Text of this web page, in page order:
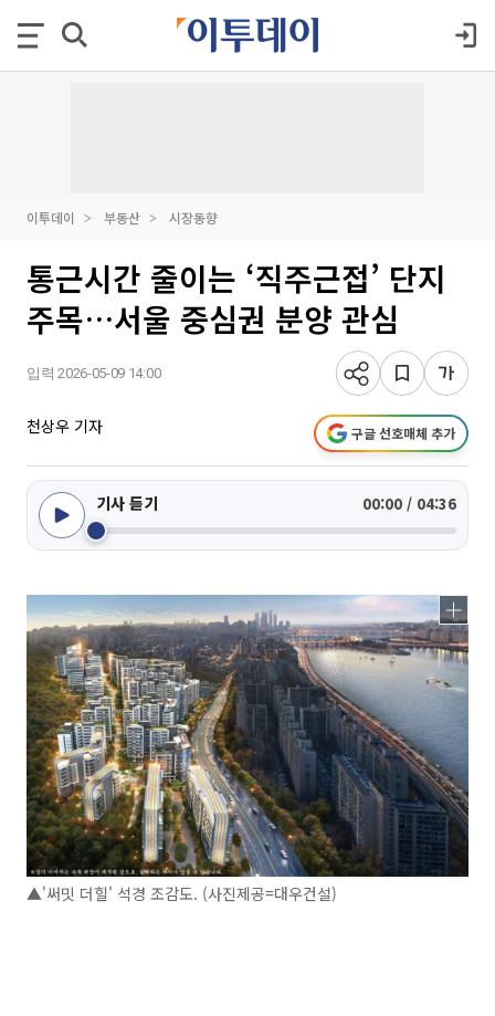
이투데이 부동산 시장동향
통근시간 줄이는 ‘직주근접’ 단지
주목…서울 중심권 분양 관심
입력 2026-05-09 14:00
천상우 기자 구글 선호매체 추가
기사 듣기 00:00 / 04:36
▲'써밋 더힐' 석경 조감도. (사진제공=대우건설)